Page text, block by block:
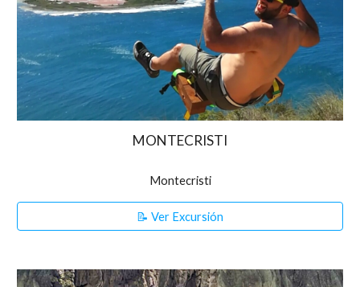
MONTECRISTI
Montecristi
📝 Ver Excursión